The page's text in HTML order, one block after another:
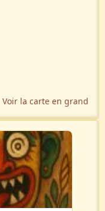
Voir la carte en grand